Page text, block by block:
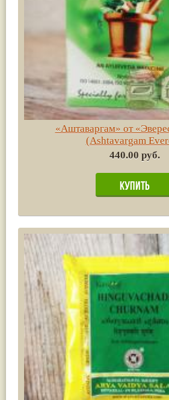
«Аштаваргам» от
(Аshtavargam
440.00 руб.